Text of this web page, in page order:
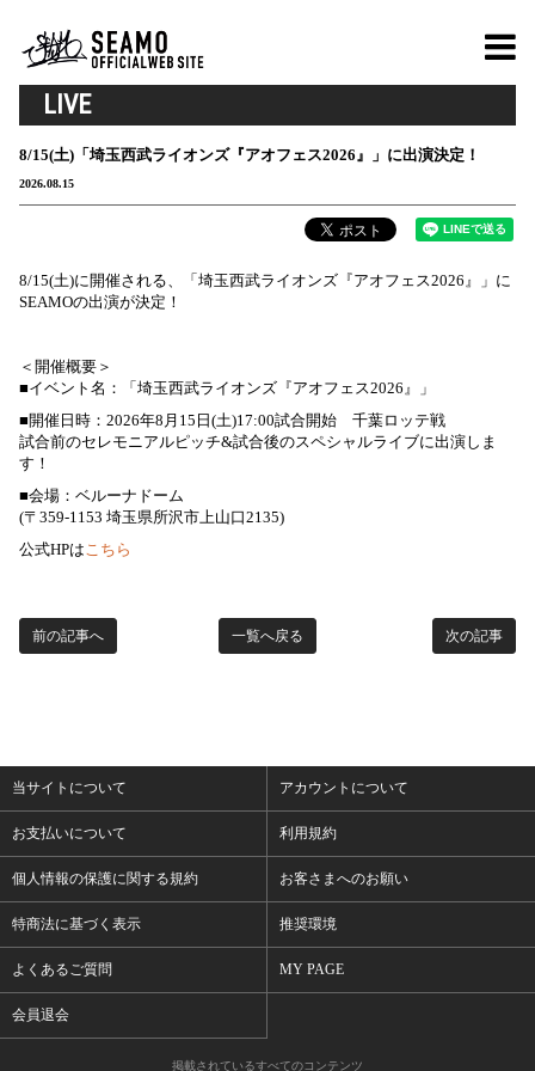
LIVE
8/15(土)「埼玉西武ライオンズ『アオフェス2026』」に出演決定！
2026.08.15
8/15(土)に開催される、「埼玉西武ライオンズ『アオフェス2026』」に
SEAMOの出演が決定！
＜開催概要＞
■イベント名：「埼玉西武ライオンズ『アオフェス2026』」
■開催日時：2026年8月15日(土)17:00試合開始 千葉ロッテ戦
試合前のセレモニアルピッチ&試合後のスペシャルライブに出演しま
す！
■会場：ベルーナドーム
(〒359-1153 埼玉県所沢市上山口2135)
公式HPは こちら
次の記事
一覧へ戻る
前の記事へ
当サイトについて アカウントについて
お支払いについて 利用規約
個人情報の保護に関する規約 お客さまへのお願い
特商法に基づく表示 推奨環境
よくあるご質問 MY PAGE
会員退会
掲載されているすべてのコンテンツ